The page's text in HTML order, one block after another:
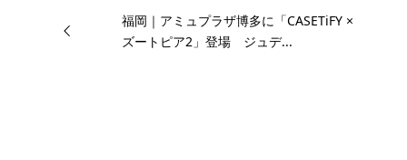
福岡｜アミュプラザ博多に「CASETiFY ×
ズートピア2」登場 ジュデ...